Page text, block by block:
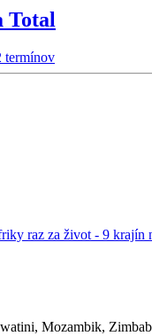
Total
termínov
Mozambik,